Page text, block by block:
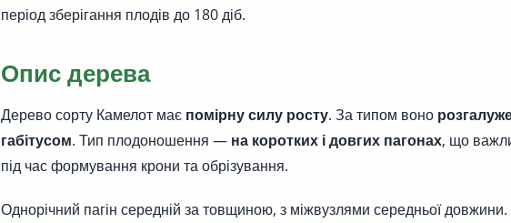
період зберігання плодів до 180 діб.
Опис дерева
Дерево сорту Камелот має помірну силу росту. За типом воно
габітусом. Тип плодоношення — на коротких і довгих пагонах, що
під час формування крони та обрізування.
Однорічний пагін середній за товщиною, з міжвузлями середньої довжини.